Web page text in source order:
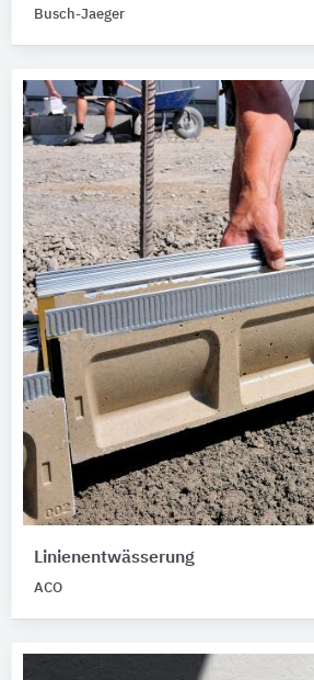
Busch-Jaeger
Linienentwässerung
ACO